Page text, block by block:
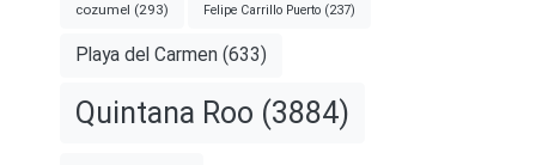
cozumel (293) Felipe Carrillo Puerto (237)
Playa del Carmen (633)
Quintana Roo (3884)